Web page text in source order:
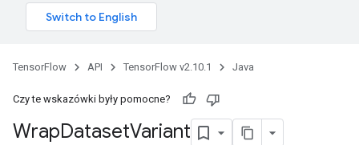
TensorFlow API TensorFlow v2.10.1 Java
Czy te wskazówki były pomocne?
WrapDatasetVariant